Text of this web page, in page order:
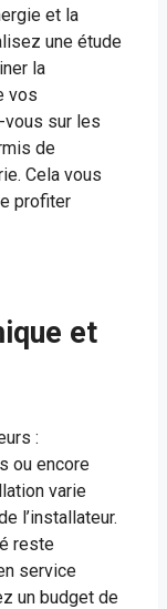
et la
une étude
la
vos
sur les
de
Cela vous
profiter
et
:
ou encore
varie
l’installateur.
reste
service
un budget de